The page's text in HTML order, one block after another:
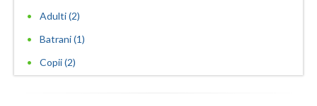
VranceaAdulti (2)
Batrani (1)
Copii (2)